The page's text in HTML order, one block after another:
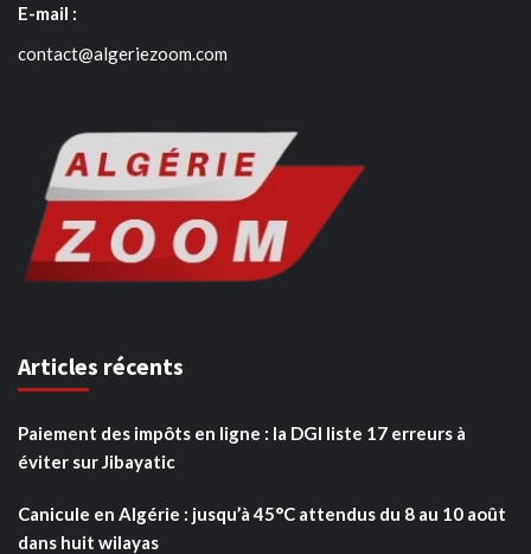
E-mail :
contact@algeriezoom.com
Articles récents
Paiement des impôts en ligne : la DGI liste 17 erreurs à
éviter sur Jibayatic
Canicule en Algérie : jusqu’à 45°C attendus du 8 au 10 août
dans huit wilayas